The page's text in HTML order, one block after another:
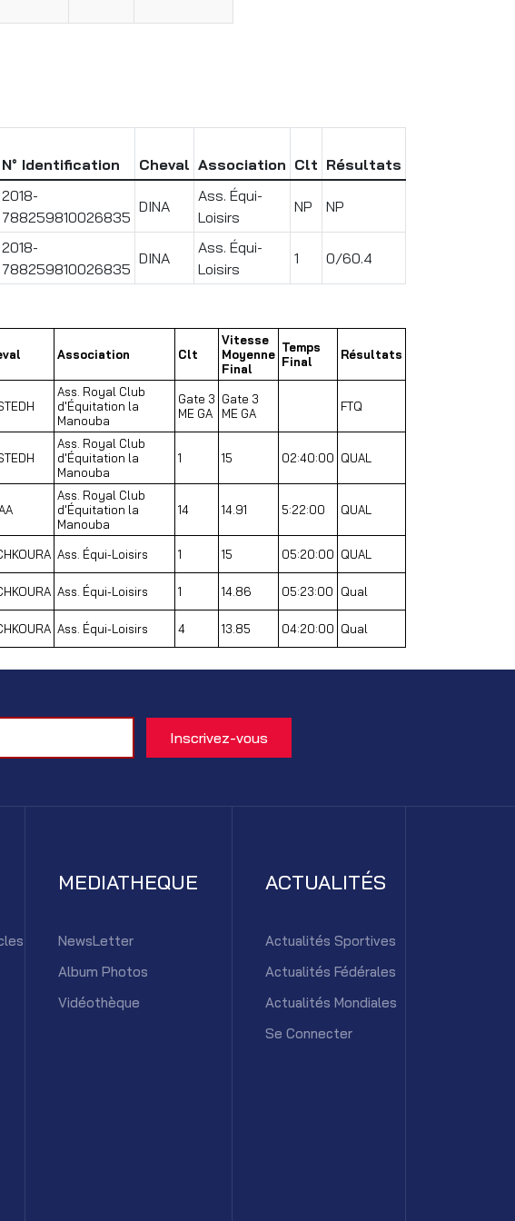
N° Identification Cheval Association Clt Résultats
2018-
788259810026835
DINA
Ass. Équi-
Loisirs
NP NP
2018-
788259810026835
DINA
Ass. Équi-
Loisirs
1 0/60.4
Association Clt
Vitesse
Moyenne
Final
Temps
Final
Résultats
Ass. Royal Club
d'Équitation la
Manouba
Gate 3
ME GA
Gate 3
ME GA
FTQ
Ass. Royal Club
d'Équitation la
Manouba
1 15 02:40:00 QUAL
Ass. Royal Club
d'Équitation la
Manouba
14 14.91 5:22:00 QUAL
Ass. Équi-Loisirs 1 15 05:20:00 QUAL
Ass. Équi-Loisirs 1 14.86 05:23:00 Qual
Ass. Équi-Loisirs 4 13.85 04:20:00 Qual
MEDIATHEQUE
NewsLetter
Album Photos
Vidéothèque
ACTUALITÉS
Actualités Sportives
Actualités Fédérales
Actualités Mondiales
Se Connecter